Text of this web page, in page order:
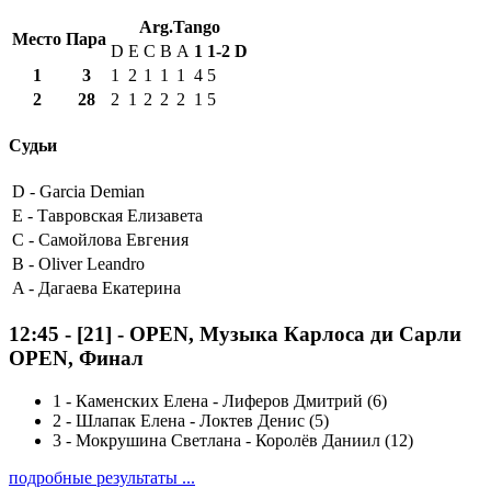
Место Пара
Arg.Tango
D E C B A 1 1-2 D
1
3 1 2 1 1 1 4 5
2
28 2 1 2 2 2 1 5
Судьи
D - Garcia Demian
E - Тавровская Елизавета
C - Самойлова Евгения
B - Oliver Leandro
A - Дагаева Екатерина
12:45 - [21] - OPEN, Музыка Карлоса ди Сарли
OPEN, Финал
1 - Каменских Елена - Лиферов Дмитрий (6)
2 - Шлапак Елена - Локтев Денис (5)
3 - Мокрушина Светлана - Королёв Даниил (12)
подробные результаты ...